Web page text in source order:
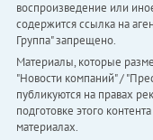
воспроизведение или
содержится ссылка на
Группа" запрещено.
Материалы, которые
"Новости компаний" /
публикуются на правах
подготовке этого
материалах.